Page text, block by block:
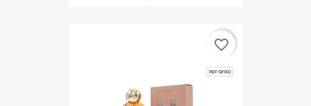
favorite_border